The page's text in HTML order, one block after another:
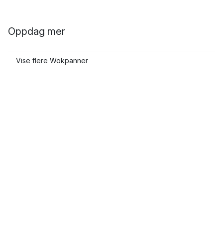
Oppdag mer
Vise flere Wokpanner